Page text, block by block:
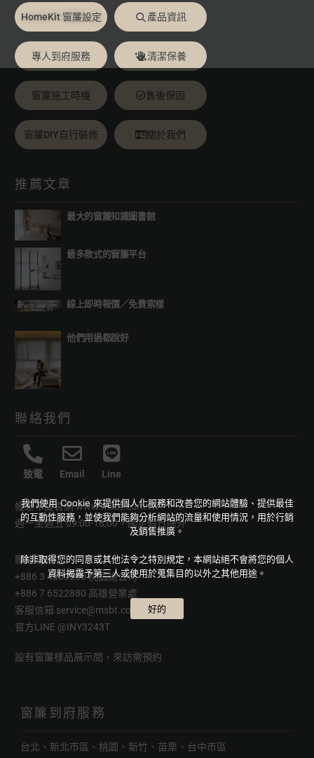
HomeKit 窗簾設定 產品資訊
專人到府服務 清潔保養
窗簾施工時機 售後保固
窗簾DIY自行裝修 關於我們
推薦文章
最大的窗簾知識圖書館
最多款式的窗簾平台
線上即時報價／免費索樣
他們用過都說好
聯絡我們
致電 Email Line
幔室布緹官網www.msbt.com.tw
週一至週五 09:00-18:00，國定假日除外
聯絡電話
+886 3 4880250 桃園總公司
+886 7 6522880 高雄營業處
客服信箱 service@msbt.com.tw
官方LINE @INY3243T
設有窗簾樣品展示間，來訪需預約
窗簾到府服務
台北、新北市區、桃園、新竹、苗栗、台中市區
我們使用 Cookie 來提供個人化服務和改善您的網站體驗、提供最佳
的互動性服務，並使我們能夠分析網站的流量和使用情況，用於行銷
及銷售推廣。
除非取得您的同意或其他法令之特別規定，本網站絕不會將您的個人
資料揭露予第三人或使用於蒐集目的以外之其他用途。
好的